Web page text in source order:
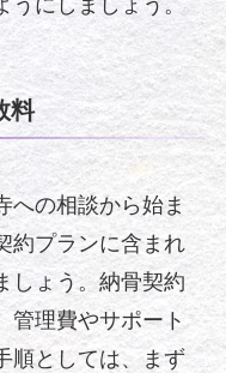
料
への相談から始ま
約プランに含まれ
しょう。納骨契約
管理費やサポート
順としては、まず